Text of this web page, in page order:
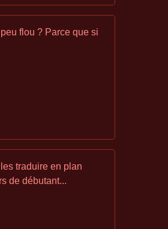
flou ? Parce que si
traduire en plan
de débutant...